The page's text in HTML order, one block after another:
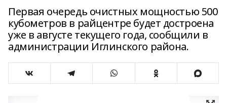
Первая очередь очистных мощностью 500
кубометров в райцентре будет достроена
уже в августе текущего года, сообщили в
администрации Иглинского района.